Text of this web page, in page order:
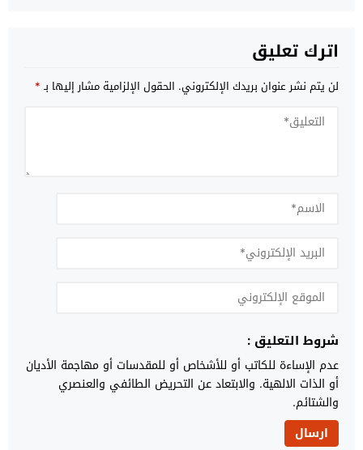
اترك تعليق
لن يتم نشر عنوان بريدك الإلكتروني. الحقول الإلزامية مشار إليها بـ*
شروط التعليق :
عدم الإساءة للكاتب أو للأشخاص أو للمقدسات أو مهاجمة الأديان
أو الذات الالهية. والابتعاد عن التحريض الطائفي والعنصري
والشتائم.